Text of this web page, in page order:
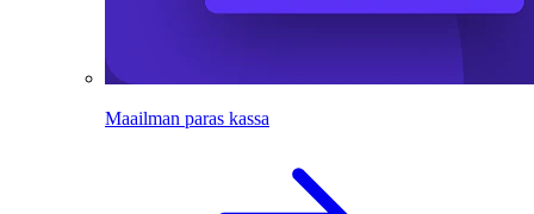
Maailman paras kassa